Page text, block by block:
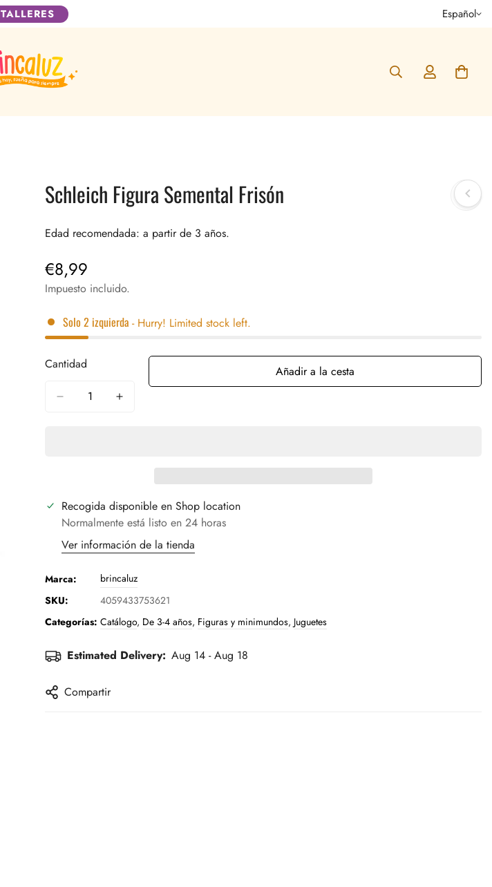
TALLERES Español
Schleich Figura Semental Frisón
Edad recomendada: a partir de 3 años.
Precio
regular
€8,99
Impuesto incluido.
Solo 2 izquierda - Hurry! Limited stock left.
Cantidad Añadir a la cesta
Recogida disponible en Shop location
Normalmente está listo en 24 horas
Ver información de la tienda
Marca:
brincaluz
SKU:
4059433753621
Categorías: Catálogo, De 3-4 años, Figuras y minimundos, Juguetes
Estimated Delivery: Aug 14 - Aug 18
Compartir